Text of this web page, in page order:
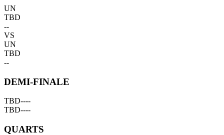
UN
TBD
--
VS
UN
TBD
--
DEMI-FINALE
TBD----
TBD----
QUARTS